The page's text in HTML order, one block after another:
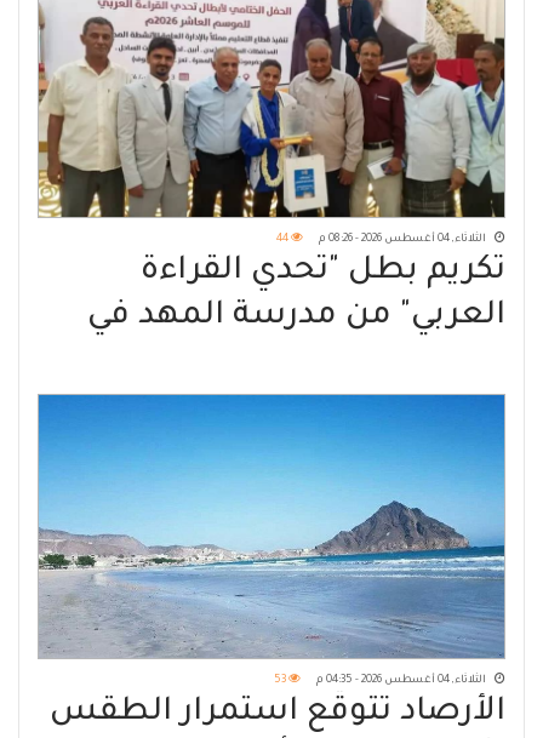
الثلاثاء, 04 أغسطس 2026 - 08:26 م 44
تكريم بطل "تحدي القراءة
العربي" من مدرسة المهد في
الثلاثاء, 04 أغسطس 2026 - 04:35 م 53
الأرصاد تتوقّع استمرار الطقس